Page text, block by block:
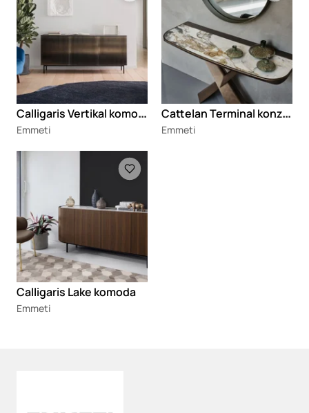
C
alligaris Vertikal komoda
Emmeti
C
attelan Terminal konzola
Emmeti
Loading
Calligaris Lake komoda
Emmeti